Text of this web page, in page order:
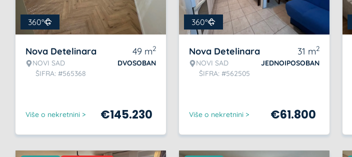
360°
Nova Detelinara
NOVI SAD
ŠIFRA: #565368
49 m2
DVOSOBAN
Više o nekretnini > €145.230
360°
Nova Detelinara
NOVI SAD
ŠIFRA: #562505
31 m2
JEDNOIPOSOBAN
Više o nekretnini > €61.800